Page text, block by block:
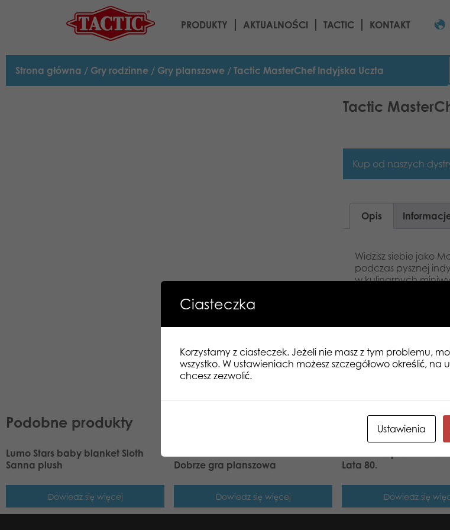
PRODUKTY AKTUALNOŚCI TACTIC KONTAKT
Strona główna / Gry rodzinne / Gry planszowe / Tactic MasterChef Indyjska Uczta
Tactic
Kup od naszych
Opis
Widzisz siebie jako
podczas pysznej
w kulinarnych
Wykorzystaj je do
Zawartość: 70 kart
plansza punktacji, 4
podstawka, 1 karta
Gra dla 3-4 graczy
Podobne produkty
Lumo Stars baby blanket Sloth
Sanna plush
Dowiedz się więcej
Dobrze gra planszowa
Dowiedz się więcej
Lata 80.
Dowiedz się
Ciasteczka
Korzystamy z ciasteczek. Jeżeli nie masz z tym problemu,
wszystko. W ustawieniach możesz szczegółowo określić,
chcesz zezwolić.
Ustawienia